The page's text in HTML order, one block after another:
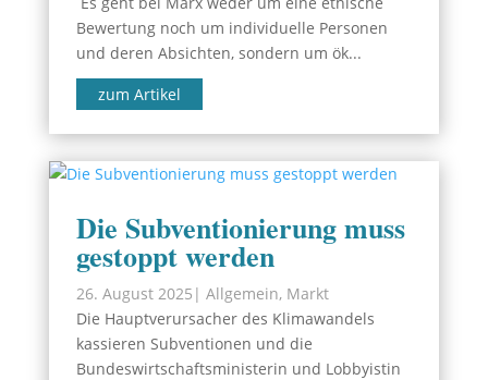
Bewertung noch um individuelle Personen
und deren Absichten, sondern um ök...
zum Artikel
Die Subventionierung muss
gestoppt werden
26. August 2025 | Allgemein, Markt
Die Hauptverursacher des Klimawandels
kassieren Subventionen und die
Bundeswirtschaftsministerin und Lobbyistin